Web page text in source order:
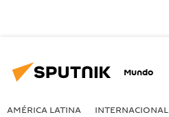
Mundo
AMÉRICA LATINA INTERNACIONAL